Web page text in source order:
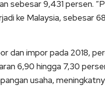
sebesar 9,431 persen.
ke Malaysia, sebesar
dan impor pada 2018,
6,90 hingga 7,30
usaha,